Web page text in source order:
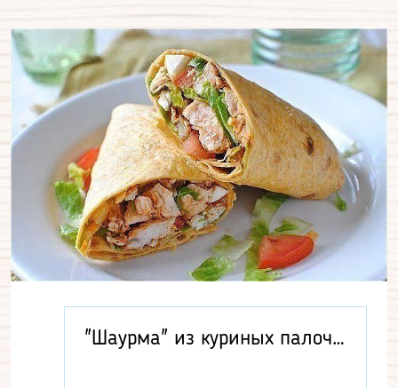
"Шаурма" из куриных палочек